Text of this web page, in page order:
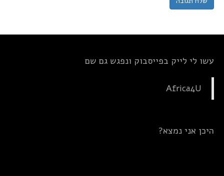
עשו לי לייק בפייסבוק ונפגש גם שם
Africa4U
היכן אני נמצא?